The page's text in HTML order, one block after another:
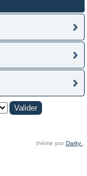
thème par Darky